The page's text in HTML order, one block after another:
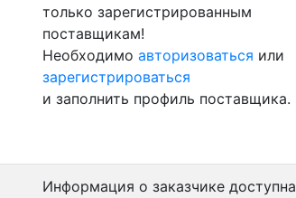
только зарегистрированным
поставщикам!
Необходимо авторизоваться или
зарегистрироваться
и заполнить профиль поставщика.
Информация о заказчике доступна